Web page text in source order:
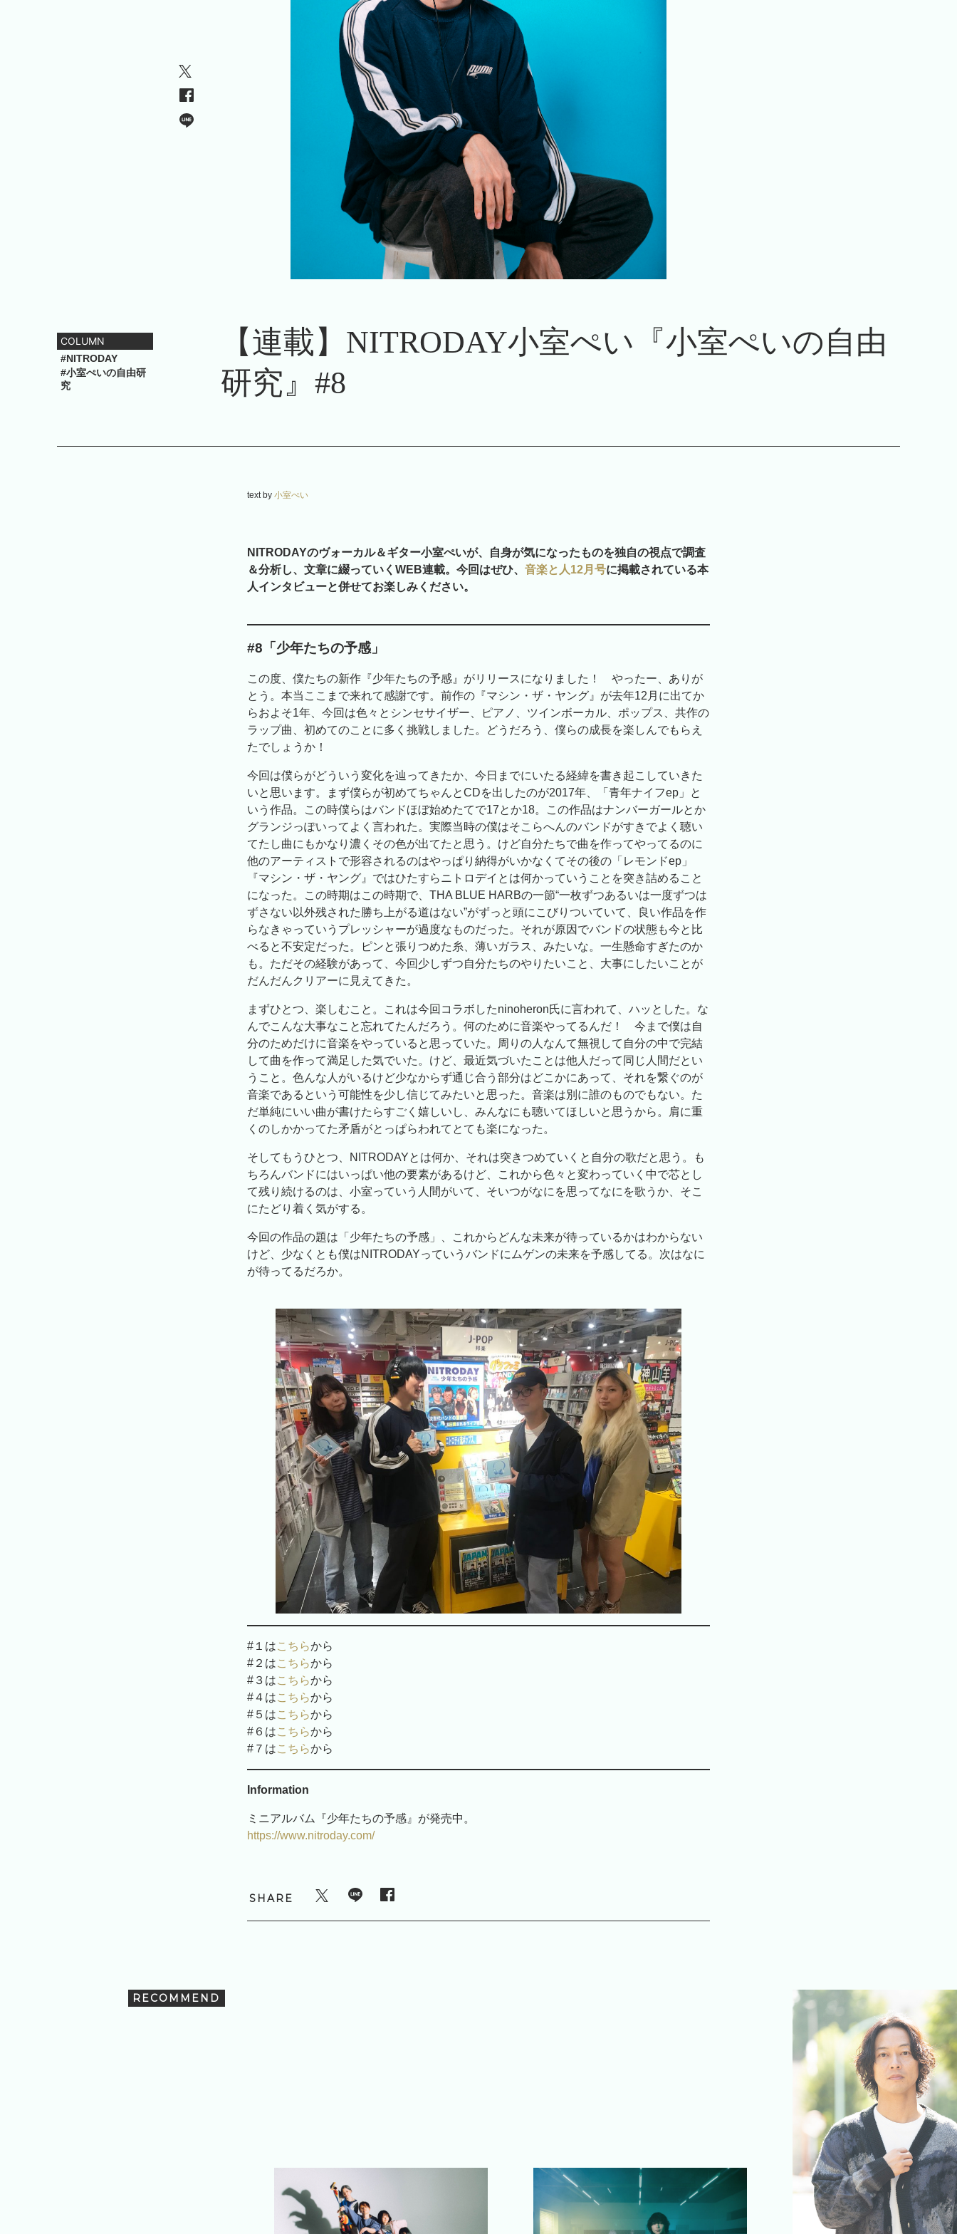
COLUMN
#NITRODAY
#小室ぺいの自由研
究
【連載】NITRODAY小室ぺい『小室ぺいの自由
研究』#8
text by 小室ぺい
NITRODAYのヴォーカル＆ギター小室ぺいが、自身が気になったものを独自の視点で調査
＆分析し、文章に綴っていくWEB連載。今回はぜひ、 音楽と人12月号に掲載されている本
人インタビューと併せてお楽しみください。
#8「少年たちの予感」
この度、僕たちの新作『少年たちの予感』がリリースになりました！ やったー、ありが
とう。本当ここまで来れて感謝です。前作の『マシン・ザ・ヤング』が去年12月に出てか
らおよそ1年、今回は色々とシンセサイザー、ピアノ、ツインボーカル、ポップス、共作の
ラップ曲、初めてのことに多く挑戦しました。どうだろう、僕らの成長を楽しんでもらえ
たでしょうか！
今回は僕らがどういう変化を辿ってきたか、今日までにいたる経緯を書き起こしていきた
いと思います。まず僕らが初めてちゃんとCDを出したのが2017年、「青年ナイフep」と
いう作品。この時僕らはバンドほぼ始めたてで17とか18。この作品はナンバーガールとか
グランジっぽいってよく言われた。実際当時の僕はそこらへんのバンドがすきでよく聴い
てたし曲にもかなり濃くその色が出てたと思う。けど自分たちで曲を作ってやってるのに
他のアーティストで形容されるのはやっぱり納得がいかなくてその後の「レモンドep」
『マシン・ザ・ヤング』ではひたすらニトロデイとは何かっていうことを突き詰めること
になった。この時期はこの時期で、THA BLUE HARBの一節“一枚ずつあるいは一度ずつは
ずさない以外残された勝ち上がる道はない”がずっと頭にこびりついていて、良い作品を作
らなきゃっていうプレッシャーが過度なものだった。それが原因でバンドの状態も今と比
べると不安定だった。ピンと張りつめた糸、薄いガラス、みたいな。一生懸命すぎたのか
も。ただその経験があって、今回少しずつ自分たちのやりたいこと、大事にしたいことが
だんだんクリアーに見えてきた。
まずひとつ、楽しむこと。これは今回コラボしたninoheron氏に言われて、ハッとした。な
んでこんな大事なこと忘れてたんだろう。何のために音楽やってるんだ！ 今まで僕は自
分のためだけに音楽をやっていると思っていた。周りの人なんて無視して自分の中で完結
して曲を作って満足した気でいた。けど、最近気づいたことは他人だって同じ人間だとい
うこと。色んな人がいるけど少なからず通じ合う部分はどこかにあって、それを繋ぐのが
音楽であるという可能性を少し信じてみたいと思った。音楽は別に誰のものでもない。た
だ単純にいい曲が書けたらすごく嬉しいし、みんなにも聴いてほしいと思うから。肩に重
くのしかかってた矛盾がとっぱらわれてとても楽になった。
そしてもうひとつ、NITRODAYとは何か、それは突きつめていくと自分の歌だと思う。も
ちろんバンドにはいっぱい他の要素があるけど、これから色々と変わっていく中で芯とし
て残り続けるのは、小室っていう人間がいて、そいつがなにを思ってなにを歌うか、そこ
にたどり着く気がする。
今回の作品の題は「少年たちの予感」、これからどんな未来が待っているかはわからない
けど、少なくとも僕はNITRODAYっていうバンドにムゲンの未来を予感してる。次はなに
が待ってるだろか。
#１はこちらから
#２はこちらから
#３はこちらから
#４はこちらから
#５はこちらから
#６はこちらから
#７はこちらから
Information
ミニアルバム『少年たちの予感』が発売中。
https://www.nitroday.com/
SHARE
RECOMMEND